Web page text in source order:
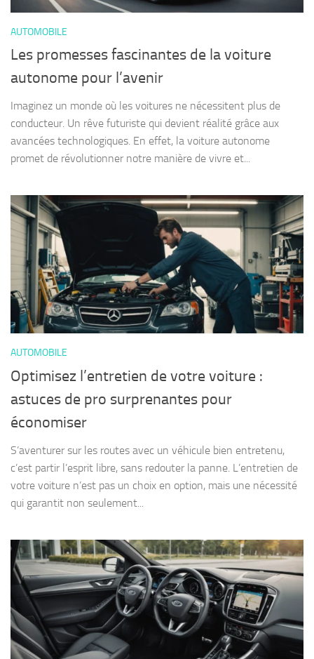
AUTOMOBILE
Les promesses fascinantes de la voiture
autonome pour l’avenir
Imaginez un monde où les voitures ne nécessitent plus de
conducteur. Un rêve futuriste qui devient réalité grâce aux
avancées technologiques. En effet, la voiture autonome
promet de révolutionner notre manière de vivre et...
AUTOMOBILE
Optimisez l’entretien de votre voiture :
astuces de pro surprenantes pour
économiser
S’aventurer sur les routes avec un véhicule bien entretenu,
c’est partir l’esprit libre, sans redouter la panne. L’entretien de
votre voiture n’est pas un choix en option, mais une nécessité
qui garantit non seulement...